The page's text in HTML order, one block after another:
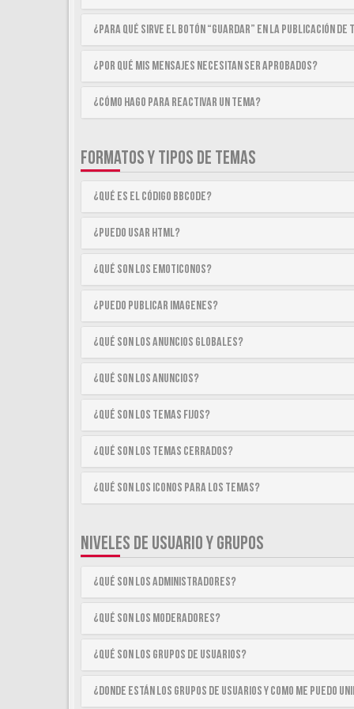
¿Para qué sirve el botón “Guardar” en la publicación de
¿Por qué mis mensajes necesitan ser aprobados?
¿Cómo hago para reactivar un tema?
FORMATOS Y TIPOS DE TEMAS
¿Qué es el código BBCode?
¿Puedo usar HTML?
¿Qué son los emoticonos?
¿Puedo publicar imagenes?
¿Qué son los anuncios globales?
¿Qué son los anuncios?
¿Qué son los temas fijos?
¿Qué son los temas cerrados?
¿Qué son los iconos para los temas?
NIVELES DE USUARIO Y GRUPOS
¿Qué son los Administradores?
¿Qué son los Moderadores?
¿Qué son los Grupos de Usuarios?
¿Donde están los Grupos de Usuarios y como me puedo